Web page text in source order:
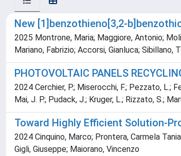
New [1]benzothieno[3,2-
2025 Montrone, Maria; Maggiore, Antonio;
Mariano, Fabrizio; Accorsi, Gianluca; Sibillano,
PHOTOVOLTAIC PANELS
2024 Cerchier, P.; Miserocchi, F.; Pezzato, L.;
Mai, J. P.; Pudack, J.; Kruger, L.; Rizzato, S.;
Toward Highly Efficient Solution-
2024 Cinquino, Marco; Prontera, Carmela
Gigli, Giuseppe; Maiorano, Vincenzo